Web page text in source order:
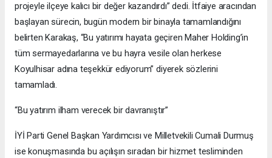
projeyle ilçeye kalıcı bir değer kazandırdı” dedi. İtfaiye aracından
başlayan sürecin, bugün modern bir binayla tamamlandığını
belirten Karakaş, “Bu yatırımı hayata geçiren Maher Holding’in
tüm sermayedarlarına ve bu hayra vesile olan herkese
Koyulhisar adına teşekkür ediyorum” diyerek sözlerini
tamamladı.
“Bu yatırım ilham verecek bir davranıştır”
İYİ Parti Genel Başkan Yardımcısı ve Milletvekili Cumali Durmuş
ise konuşmasında bu açılışın sıradan bir hizmet tesliminden